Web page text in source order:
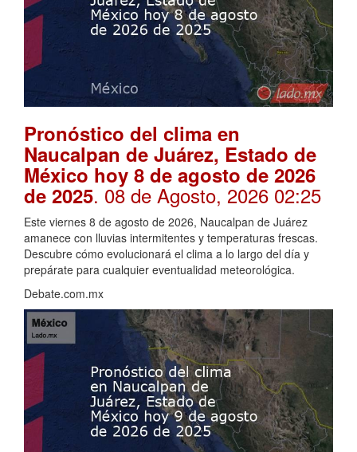
Pronóstico del clima en
Naucalpan de Juárez, Estado de
México hoy 8 de agosto de 2026
de 2025. 08 de Agosto, 2026 02:25
Este viernes 8 de agosto de 2026, Naucalpan de Juárez
amanece con lluvias intermitentes y temperaturas frescas.
Descubre cómo evolucionará el clima a lo largo del día y
prepárate para cualquier eventualidad meteorológica.
Debate.com.mx